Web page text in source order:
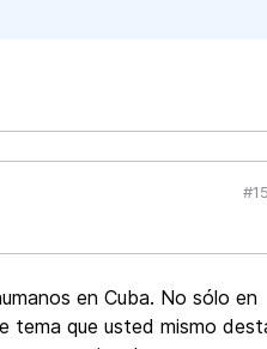
en Cuba. No sólo en
tema que usted mismo